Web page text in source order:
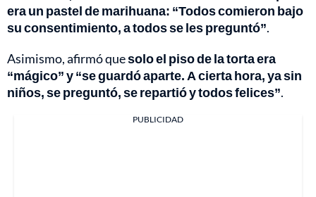
era un pastel de marihuana: “Todos comieron bajo
su consentimiento, a todos se les preguntó”.
Asimismo, afirmó quesolo el piso de la torta era
“mágico” y “se guardó aparte. A cierta hora, ya sin
niños, se preguntó, se repartió y todos felices”.
PUBLICIDAD